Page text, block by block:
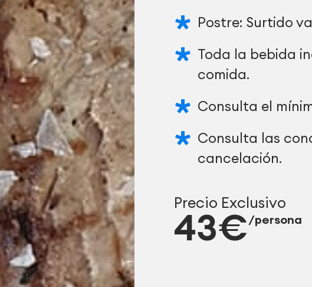
Postre: Surtido
Toda la bebida
comida.
Consulta el
Consulta las
cancelación.
Precio Exclusivo
43€/persona